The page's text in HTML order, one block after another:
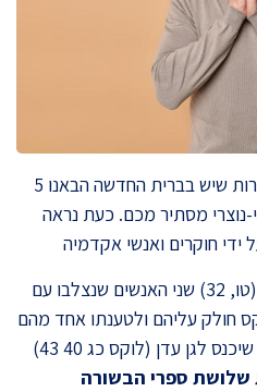
בכתבה הקודמת שעסקה בסתירות שיש בברית החדשה הבאנו 5
נוצרי מסתיר מכם. כעת נראה
ידי חוקרים ואנשי אקדמיה
. על פי מתי (כז, 44) ומרקוס (טו, 32) שני האנשים שנצלבו עם
חולק עליהם ולטענתו אחד מהם
את ישו והובטח לו שיכנס לגן עדן (לוקס כג 40 43)
ספרי הבשורה